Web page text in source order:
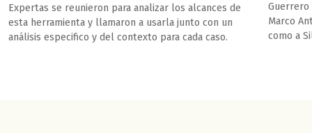
Expertas se reunieron para analizar los alcances de
esta herramienta y llamaron a usarla junto con un
análisis especifico y del contexto para cada caso.
Guerrero
Marco
como a